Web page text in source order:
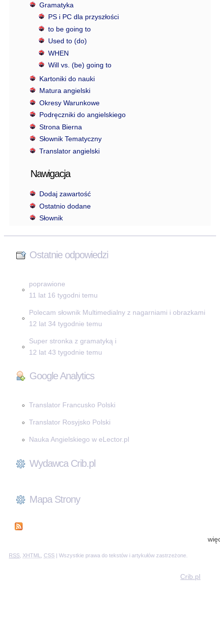
Gramatyka
PS i PC dla przyszłości
to be going to
Used to (do)
WHEN
Will vs. (be) going to
Kartoniki do nauki
Matura angielski
Okresy Warunkowe
Podręczniki do angielskiego
Strona Bierna
Słownik Tematyczny
Translator angielski
Nawigacja
Dodaj zawartość
Ostatnio dodane
Słownik
Ostatnie odpowiedzi
poprawione
11 lat 16 tygodni temu
Polecam słownik Multimedialny z nagarniami i obrazkami
12 lat 34 tygodnie temu
Super stronka z gramatyką i
12 lat 43 tygodnie temu
Google Analytics
Translator Francusko Polski
Translator Rosyjsko Polski
Nauka Angielskiego w eLector.pl
Wydawca Crib.pl
Mapa Strony
RSS XHTML CSS | Wszystkie prawa do tekstów i artykułów zastrzeżone.
Crib.pl